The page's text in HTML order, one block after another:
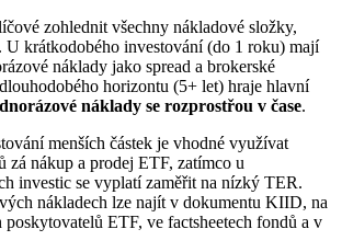
zohlednit všechny nákladové složky,
U krátkodobého investování (do 1 roku) mají
náklady jako spread a brokerské
horizontu (5+ let) hraje hlavní
náklady se rozprostřou v čase.
menších částek je vhodné využívat
zá nákup a prodej ETF, zatímco u
investic se vyplatí zaměřit na nízký TER.
nákladech lze najít v dokumentu KIID, na
ETF, ve factsheetech fondů a v